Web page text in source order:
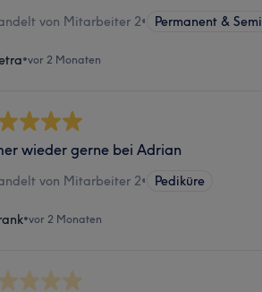
von Mitarbeiter 2• Permanent &
•vor 2 Monaten
wieder gerne bei Adrian
von Mitarbeiter 2• Pediküre
•vor 2 Monaten